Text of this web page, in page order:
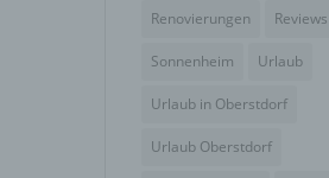
Renovierungen Reviews
Sonnenheim Urlaub
Urlaub in Oberstdorf
Urlaub Oberstdorf